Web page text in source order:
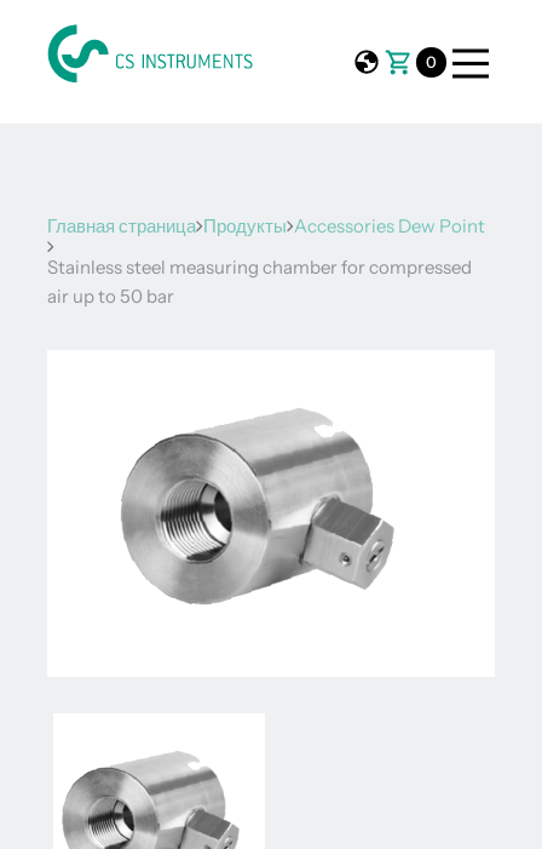
0
Главная страница Продукты Accessories Dew Point
Stainless steel measuring chamber for compressed
air up to 50 bar